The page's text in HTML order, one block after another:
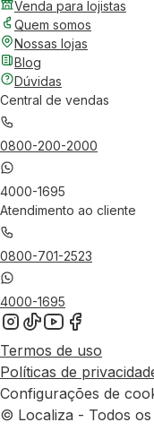
Venda para lojistas
Quem somos
Nossas lojas
Blog
Dúvidas
Central de vendas
0800-200-2000
4000-1695
Atendimento ao cliente
0800-701-2523
4000-1695
Termos de uso
Políticas de
Configurações de
© Localiza - Todos